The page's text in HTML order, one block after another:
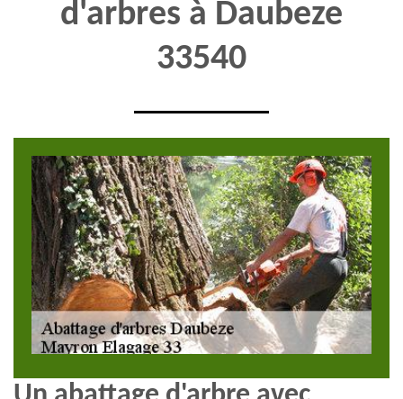
d'arbres à Daubeze
33540